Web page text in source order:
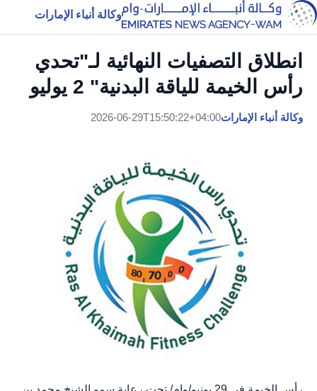
وكالة أنباء الإمارات
انطلاق التصفيات النهائية لـ"تحدي
رأس الخيمة للياقة البدنية" 2 يوليو
وكالة أنباء الإمارات2026-06-29T15:50:22+04:00